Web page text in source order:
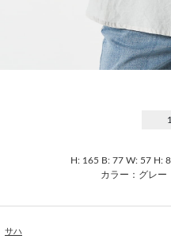
1
H: 165 B: 77 W: 57 H:
カラー：グレー
サハ